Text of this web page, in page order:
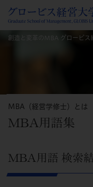
創造と変革のMBA グロービス
MBA（経営学修士）とは
MBA用語集
MBA用語 検索